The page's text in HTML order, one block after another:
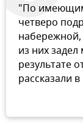
"По
четверо
из них
результате
рассказали